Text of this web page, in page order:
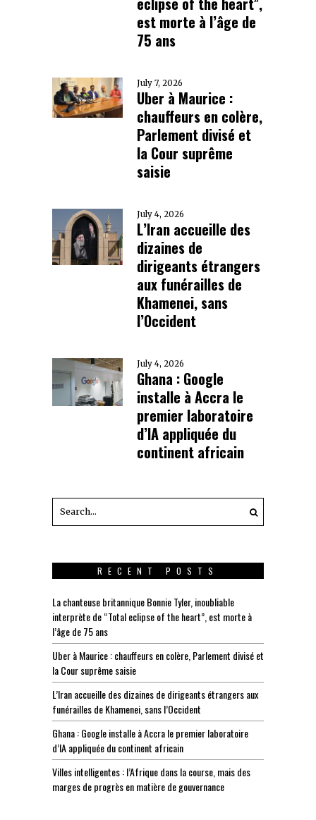
est morte à l’âge de
75 ans
July 7, 2026
Uber à Maurice :
chauffeurs en colère,
Parlement divisé et
la Cour suprême
saisie
July 4, 2026
L’Iran accueille des
dizaines de
dirigeants étrangers
aux funérailles de
Khamenei, sans
l’Occident
July 4, 2026
Ghana : Google
installe à Accra le
premier laboratoire
d’IA appliquée du
continent africain
RECENT POSTS
La chanteuse britannique Bonnie Tyler, inoubliable
interprète de “Total eclipse of the heart”, est morte à
l’âge de 75 ans
Uber à Maurice : chauffeurs en colère, Parlement divisé et
la Cour suprême saisie
L’Iran accueille des dizaines de dirigeants étrangers aux
funérailles de Khamenei, sans l’Occident
Ghana : Google installe à Accra le premier laboratoire
d’IA appliquée du continent africain
Villes intelligentes : l’Afrique dans la course, mais des
marges de progrès en matière de gouvernance